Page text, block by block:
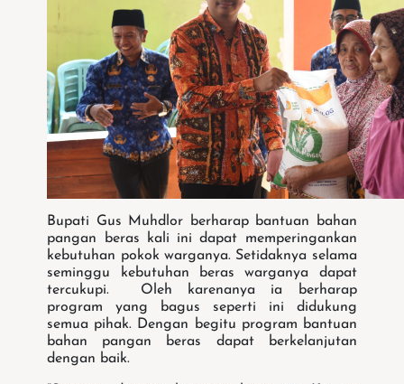
Bupati Gus Muhdlor berharap bantuan bahan
pangan beras kali ini dapat memperingankan
kebutuhan pokok warganya. Setidaknya selama
seminggu kebutuhan beras warganya dapat
tercukupi. Oleh karenanya ia berharap
program yang bagus seperti ini didukung
semua pihak. Dengan begitu program bantuan
bahan pangan beras dapat berkelanjutan
dengan baik.